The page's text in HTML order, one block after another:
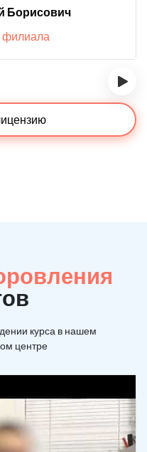
Борисович
филиала
›
курса в нашем
центре